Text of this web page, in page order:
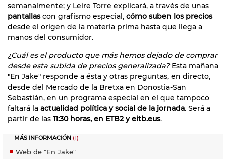
semanalmente; y Leire Torre explicará, a través de unas
pantallascon grafismo especial, cómo suben los precios
desde el origen de la materia prima hasta que llega a
manos del consumidor.
¿Cuál es el producto que más hemos dejado de comprar
desde esta subida de precios generalizada?Esta mañana
"En Jake" responde a ésta y otras preguntas, en directo,
desde del Mercado de la Bretxa en Donostia-San
Sebastián, en un programa especial en el que tampoco
faltará la actualidad política y social de la jornada. Será a
partir de las 11:30 horas, en ETB2 y eitb.eus.
MÁS INFORMACIÓN (1)
Web de "En Jake"